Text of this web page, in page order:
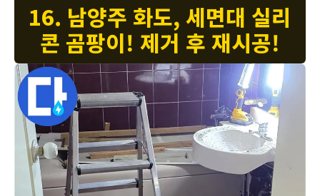
16. 남양주 화도, 세면대 실리
콘 곰팡이! 제거 후 재시공!